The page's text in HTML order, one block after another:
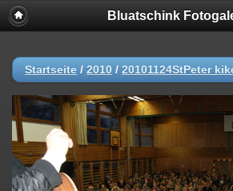
Bluatschink
Startseite / 2010 / 20101124StPeter